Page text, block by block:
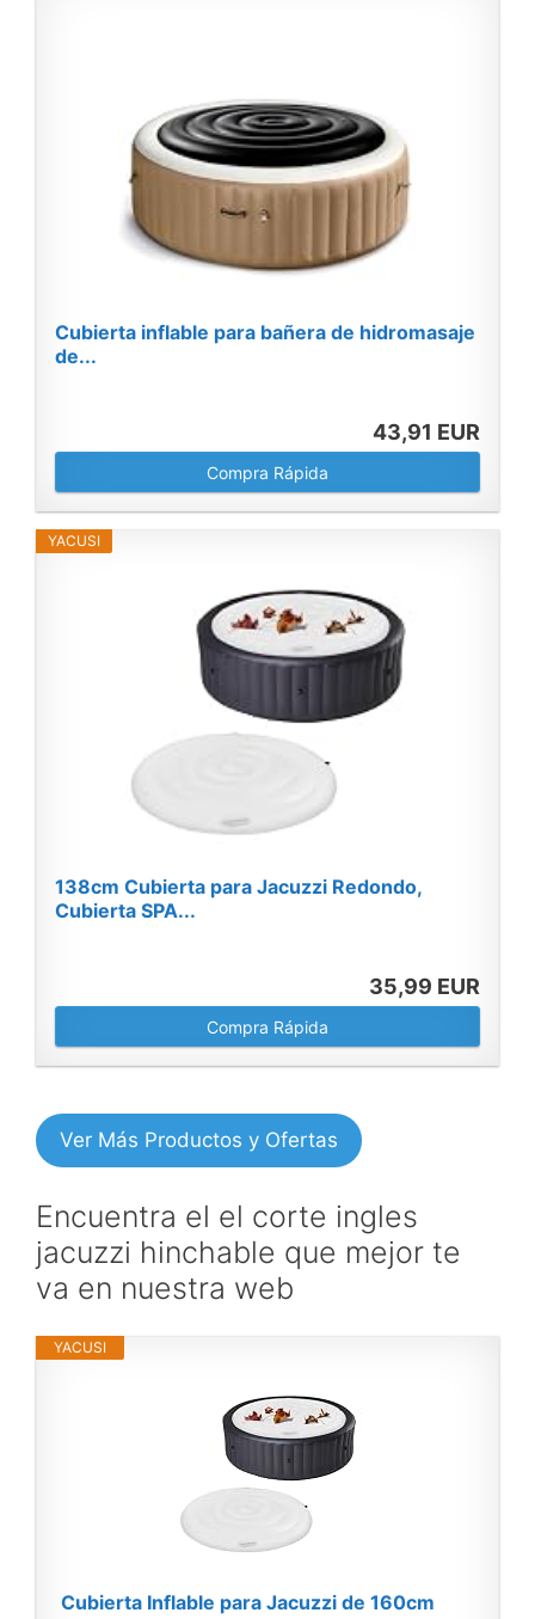
Cubierta inflable para bañera de hidromasaje
de...
43,91 EUR
Compra Rápida
YACUSI
138cm Cubierta para Jacuzzi Redondo,
Cubierta SPA...
35,99 EUR
Compra Rápida
Ver Más Productos y Ofertas
Encuentra el el corte ingles
jacuzzi hinchable que mejor te
va en nuestra web
YACUSI
Cubierta Inflable para Jacuzzi de 160cm